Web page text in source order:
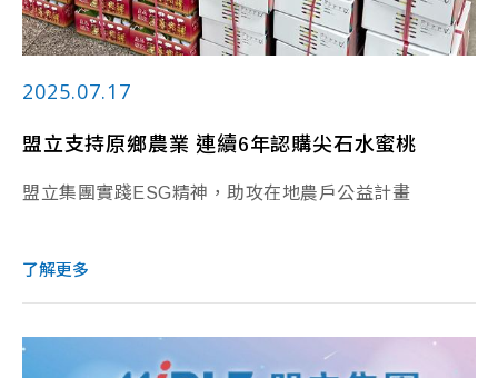
2025.07.17
盟立支持原鄉農業 連續6年認購尖石水蜜桃
盟立集團實踐ESG精神，助攻在地農戶公益計畫
了解更多